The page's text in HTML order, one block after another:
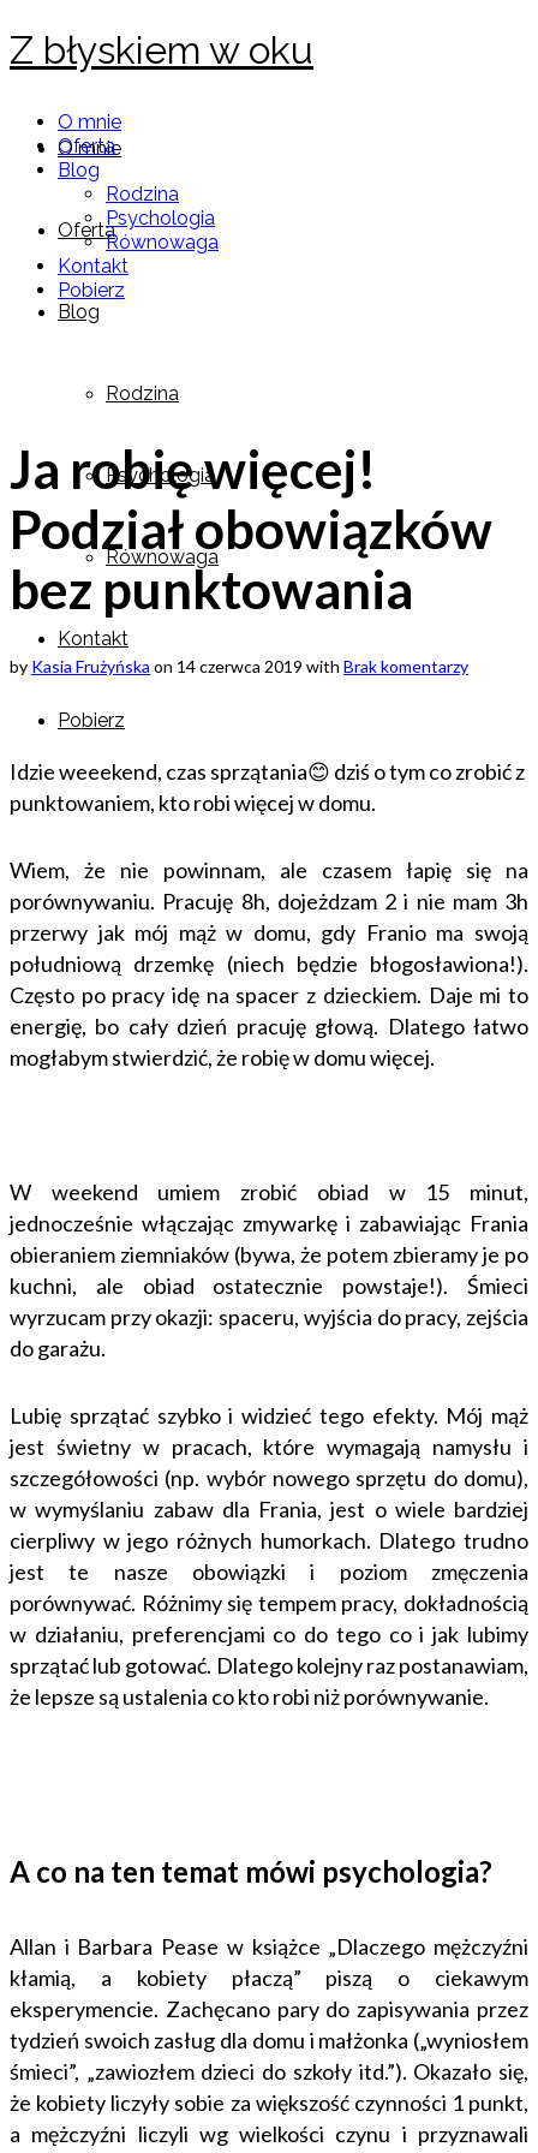
Z błyskiem w oku
O mnie
Oferta
Blog
Rodzina
Psychologia
Równowaga
Kontakt
Pobierz
O mnie
Oferta
Blog
Rodzina
Psychologia
Równowaga
Kontakt
Pobierz
Ja robię więcej!
Podział obowiązków
bez punktowania
by Kasia Frużyńska on 14 czerwca 2019 with Brak komentarzy
Idzie weeekend, czas sprzątania😊 dziś o tym co zrobić z
punktowaniem, kto robi więcej w domu.
Wiem, że nie powinnam, ale czasem łapię się na
porównywaniu. Pracuję 8h, dojeżdzam 2 i nie mam 3h
przerwy jak mój mąż w domu, gdy Franio ma swoją
południową drzemkę (niech będzie błogosławiona!).
Często po pracy idę na spacer z dzieckiem. Daje mi to
energię, bo cały dzień pracuję głową. Dlatego łatwo
mogłabym stwierdzić, że robię w domu więcej.
W weekend umiem zrobić obiad w 15 minut,
jednocześnie włączając zmywarkę i zabawiając Frania
obieraniem ziemniaków (bywa, że potem zbieramy je po
kuchni, ale obiad ostatecznie powstaje!). Śmieci
wyrzucam przy okazji: spaceru, wyjścia do pracy, zejścia
do garażu.
Lubię sprzątać szybko i widzieć tego efekty. Mój mąż
jest świetny w pracach, które wymagają namysłu i
szczegółowości (np. wybór nowego sprzętu do domu),
w wymyślaniu zabaw dla Frania, jest o wiele bardziej
cierpliwy w jego różnych humorkach. Dlatego trudno
jest te nasze obowiązki i poziom zmęczenia
porównywać. Różnimy się tempem pracy, dokładnością
w działaniu, preferencjami co do tego co i jak lubimy
sprzątać lub gotować. Dlatego kolejny raz postanawiam,
że lepsze są ustalenia co kto robi niż porównywanie.
A co na ten temat mówi psychologia?
Allan i Barbara Pease w książce „Dlaczego mężczyźni
kłamią, a kobiety płaczą” piszą o ciekawym
eksperymencie. Zachęcano pary do zapisywania przez
tydzień swoich zasług dla domu i małżonka („wyniosłem
śmieci”, „zawiozłem dzieci do szkoły itd.”). Okazało się,
że kobiety liczyły sobie za większość czynności 1 punkt,
a mężczyźni liczyli wg wielkości czynu i przyznawali